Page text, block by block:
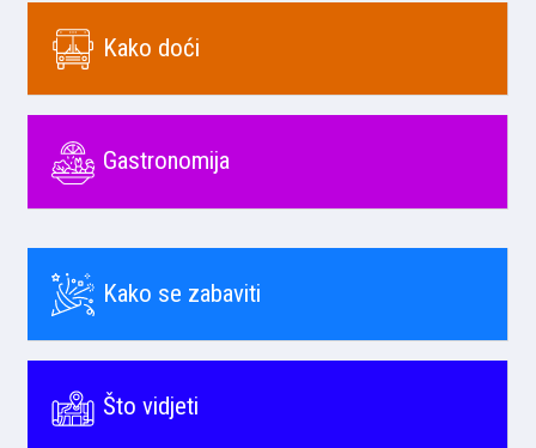
Kako doći
Gastronomija
Kako se zabaviti
Što vidjeti